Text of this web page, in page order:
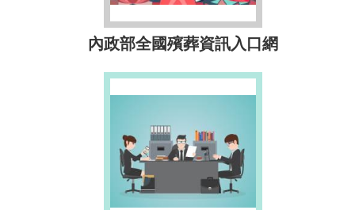
內政部全國殯葬資訊入口網